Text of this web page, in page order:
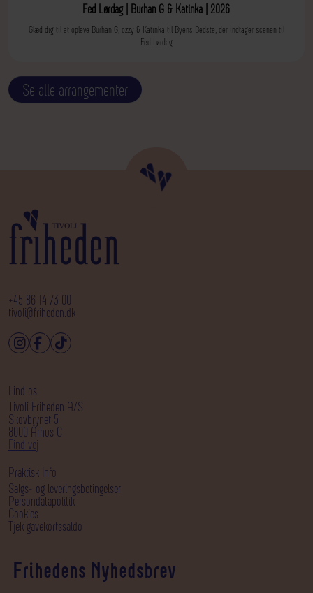
Fed Lørdag | Burhan G & Katinka | 2026
Glæd dig til at opleve Burhan G, ozzy & Katinka til Byens Bedste, der indtager scenen til
Fed Lørdag
Se alle arrangementer
+45 86 14 73 00
tivoli@friheden.dk
Find os
Tivoli Friheden A/S
Skovbrynet 5
8000 Århus C
Find vej
Praktisk Info
Salgs- og leveringsbetingelser
Persondatapolitik
Cookies
Tjek gavekortssaldo
Frihedens Nyhedsbrev